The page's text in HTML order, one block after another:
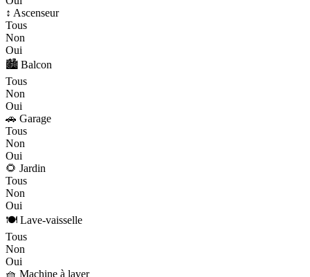
↕️ Ascenseur
Tous
Non
Oui
🏙️ Balcon
Tous
Non
Oui
🚗 Garage
Tous
Non
Oui
🌻 Jardin
Tous
Non
Oui
🍽️ Lave-vaisselle
Tous
Non
Oui
🧺 Machine à laver